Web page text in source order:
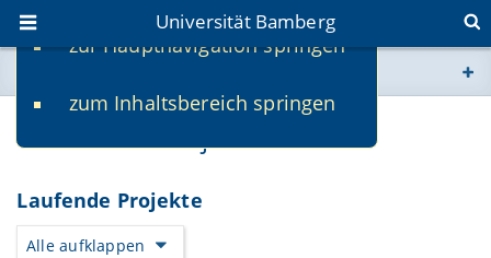
zur Hauptnavigation springen
zum Inhaltsbereich springen
Universität Bamberg
www.uni-bamberg.de
fis.uni-bamberg.de
Geförderte Projekte
Laufende Projekte
Alle aufklappen